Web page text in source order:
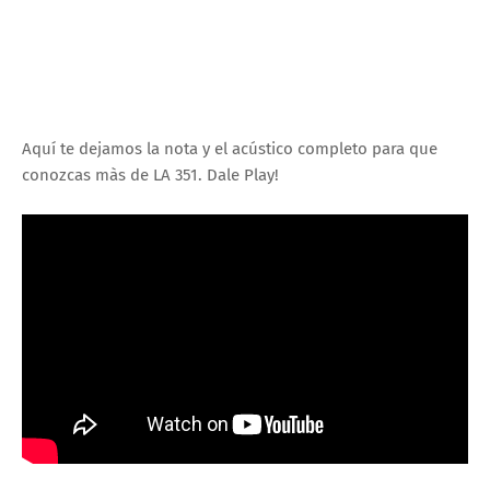
Aquí te dejamos la nota y el acústico completo para que
conozcas màs de LA 351. Dale Play!